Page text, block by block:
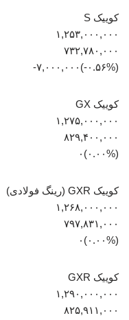
کوییک S
۱,۲۵۳,۰۰۰,۰۰۰
۷۳۲,۷۸۰,۰۰۰
(‎-۰.۵۶%‏)‎-۷,۰۰۰,۰۰۰‏
کوییک GX
۱,۲۷۵,۰۰۰,۰۰۰
۸۲۹,۴۰۰,۰۰۰
(۰.۰۰%)۰
کوییک GXR (رینگ فولادی)
۱,۲۶۸,۰۰۰,۰۰۰
۷۹۷,۸۳۱,۰۰۰
(۰.۰۰%)۰
کوییک GXR
۱,۲۹۰,۰۰۰,۰۰۰
۸۲۵,۹۱۱,۰۰۰